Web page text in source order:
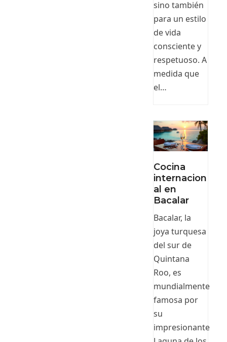
sino también
para un estilo
de vida
consciente y
respetuoso. A
medida que
el…
Cocina
internacion
al en
Bacalar
Bacalar, la
joya turquesa
del sur de
Quintana
Roo, es
mundialmente
famosa por
su
impresionante